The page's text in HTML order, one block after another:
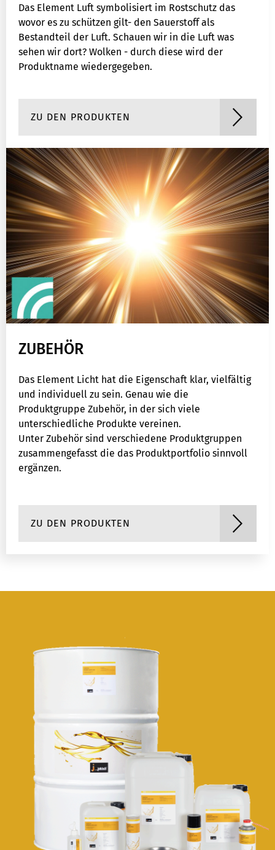
Das Element Luft symbolisiert im Rostschutz das
wovor es zu schützen gilt- den Sauerstoff als
Bestandteil der Luft. Schauen wir in die Luft was
sehen wir dort? Wolken - durch diese wird der
Produktname wiedergegeben.
ZU DEN PRODUKTEN
ZUBEHÖR
Das Element Licht hat die Eigenschaft klar, vielfältig
und individuell zu sein. Genau wie die
Produktgruppe Zubehör, in der sich viele
unterschiedliche Produkte vereinen.
Unter Zubehör sind verschiedene Produktgruppen
zusammengefasst die das Produktportfolio sinnvoll
ergänzen.
ZU DEN PRODUKTEN